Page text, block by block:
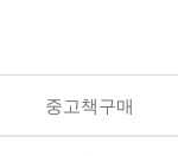
중고책구매